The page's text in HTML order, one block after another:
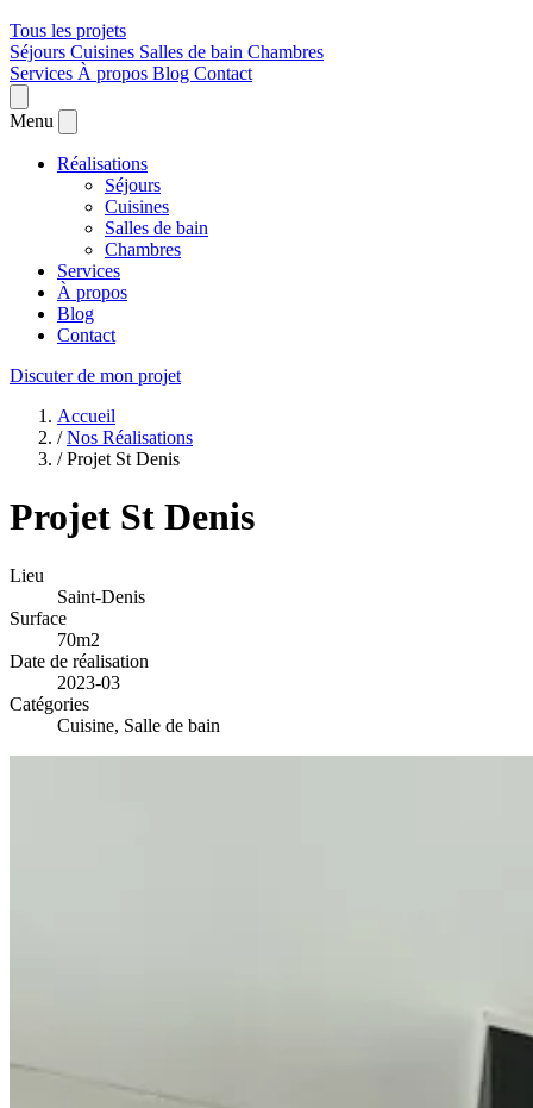
Tous les projets
Séjours Cuisines Salles de bain Chambres
Services À propos Blog Contact
Menu
Réalisations
Séjours
Cuisines
Salles de bain
Chambres
Services
À propos
Blog
Contact
Discuter de mon projet
Accueil
/ Nos Réalisations
/ Projet St Denis
Projet St Denis
Lieu
Saint-Denis
Surface
70m2
Date de réalisation
2023-03
Catégories
Cuisine, Salle de bain